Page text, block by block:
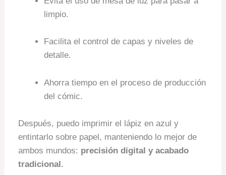
limpio.
Facilita el control de capas y niveles de
detalle.
Ahorra tiempo en el proceso de producción
del cómic.
Después, puedo imprimir el lápiz en azul y
entintarlo sobre papel, manteniendo lo mejor de
ambos mundos: precisión digital y acabado
tradicional.